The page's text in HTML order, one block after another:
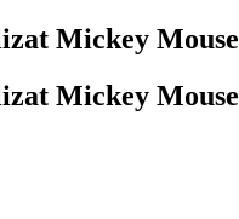
Mickey Mouse
Mickey Mouse